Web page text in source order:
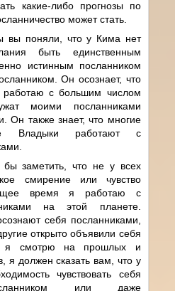
какие-либо прогнозы по
может стать.
вы поняли, что у Кима нет
быть единственным
истинным посланником
Он осознает, что
с большим числом
моими посланниками
Он также знает, что многие
Владыки работают с
заметить, что не у всех
смирение или чувство
время я работаю с
на этой планете.
себя посланниками,
открыто объявили себя
я смотрю на прошлых и
я должен сказать вам, что у
чувствовать себя
или даже